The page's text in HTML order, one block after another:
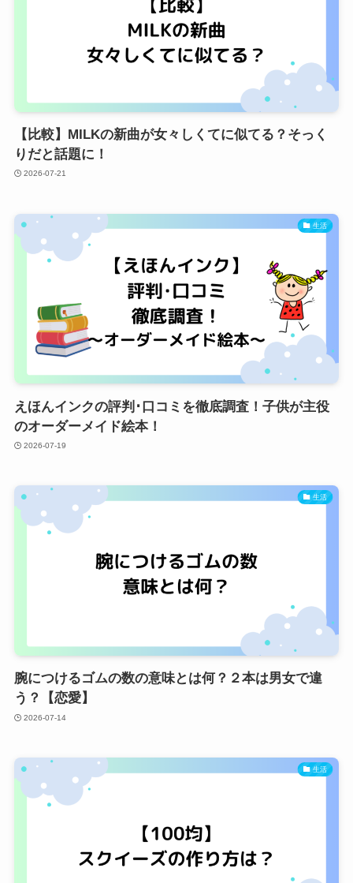
【比較】MILKの新曲が女々しくてに似てる？そっく
りだと話題に！
2026-07-21
生活
えほんインクの評判･口コミを徹底調査！子供が主役
のオーダーメイド絵本！
2026-07-19
生活
腕につけるゴムの数の意味とは何？２本は男女で違
う？【恋愛】
2026-07-14
生活